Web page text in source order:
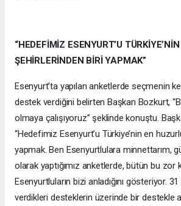
“HEDEFİMİZ ESENYURT’U
ŞEHİRLERİNDEN BİRİ YAPMAK”
Esenyurt’ta yapılan anketlerde seçmenin
destek verdiğini belirten Başkan Bozkurt,
olmaya çalışıyoruz” şeklinde konuştu.
“Hedefimiz Esenyurt’u Türkiye’nin en
yapmak. Ben Esenyurtlulara minnettarım,
olarak yaptığımız anketlerde, bütün bu zor
Esenyurtluların bizi anladığını gösteriyor.
verdikleri desteklerin üzerinde bir destekle